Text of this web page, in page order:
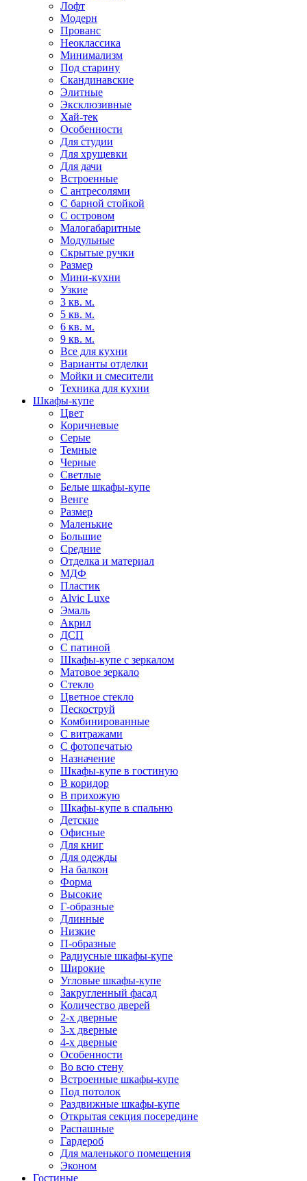
Лофт
Модерн
Прованс
Неоклассика
Минимализм
Под старину
Скандинавские
Элитные
Эксклюзивные
Хай-тек
Особенности
Для студии
Для хрущевки
Для дачи
Встроенные
С антресолями
С барной стойкой
С островом
Малогабаритные
Модульные
Скрытые ручки
Размер
Мини-кухни
Узкие
3 кв. м.
5 кв. м.
6 кв. м.
9 кв. м.
Все для кухни
Варианты отделки
Мойки и смесители
Техника для кухни
Шкафы-купе
Цвет
Коричневые
Серые
Темные
Черные
Светлые
Белые шкафы-купе
Венге
Размер
Маленькие
Большие
Средние
Отделка и материал
МДФ
Пластик
Alvic Luxe
Эмаль
Акрил
ДСП
С патиной
Шкафы-купе с зеркалом
Матовое зеркало
Стекло
Цветное стекло
Пескоструй
Комбинированные
С витражами
С фотопечатью
Назначение
Шкафы-купе в гостиную
В коридор
В прихожую
Шкафы-купе в спальню
Детские
Офисные
Для книг
Для одежды
На балкон
Форма
Высокие
Г-образные
Длинные
Низкие
П-образные
Радиусные шкафы-купе
Широкие
Угловые шкафы-купе
Закругленный фасад
Количество дверей
2-х дверные
3-х дверные
4-х дверные
Особенности
Во всю стену
Встроенные шкафы-купе
Под потолок
Раздвижные шкафы-купе
Открытая секция посередине
Распашные
Гардероб
Для маленького помещения
Эконом
Гостиные